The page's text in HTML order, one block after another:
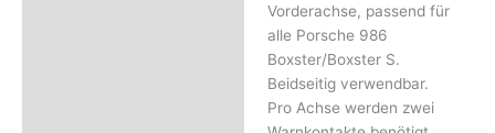
Vorderachse, passend für
alle Porsche 986
Boxster/Boxster S.
Beidseitig verwendbar.
Pro Achse werden zwei